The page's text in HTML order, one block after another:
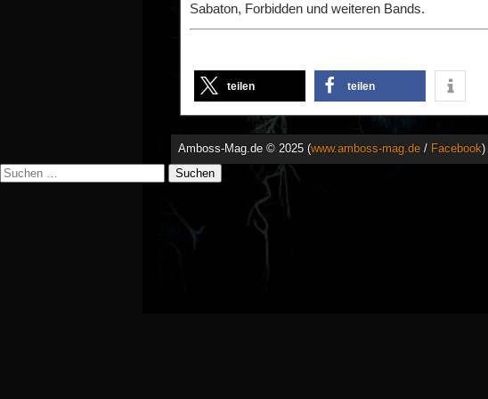
Sabaton, Forbidden und weiteren Bands.
teilen teilen
Amboss-Mag.de © 2025 (www.amboss-mag.de / Facebook)